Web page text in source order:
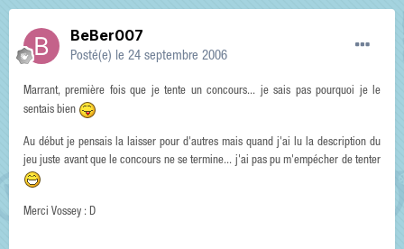
BeBer007
Posté(e) le 24 septembre 2006
Marrant, première fois que je tente un concours... je sais pas pourquoi je le
sentais bien
Au début je pensais la laisser pour d'autres mais quand j'ai lu la description du
jeu juste avant que le concours ne se termine... j'ai pas pu m'empécher de tenter
Merci Vossey : D